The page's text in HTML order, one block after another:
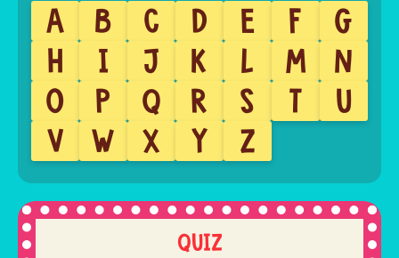
A B C D E F
G
H
I J K L M
N
O
P Q R S T
U
V
W X Y Z
QUIZ